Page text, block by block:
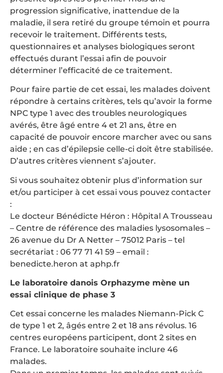
progression significative, inattendue de la
maladie, il sera retiré du groupe témoin et pourra
recevoir le traitement. Différents tests,
questionnaires et analyses biologiques seront
effectués durant l’essai afin de pouvoir
déterminer l’efficacité de ce traitement.
Pour faire partie de cet essai, les malades doivent
répondre à certains critères, tels qu’avoir la forme
NPC type 1 avec des troubles neurologiques
avérés, être âgé entre 4 et 21 ans, être en
capacité de pouvoir encore marcher avec ou sans
aide ; en cas d’épilepsie celle-ci doit être stabilisée.
D’autres critères viennent s’ajouter.
Si vous souhaitez obtenir plus d’information sur
et/ou participer à cet essai vous pouvez contacter
:
Le docteur Bénédicte Héron : Hôpital A Trousseau
– Centre de référence des maladies lysosomales –
26 avenue du Dr A Netter – 75012 Paris – tel
secrétariat : 06 77 71 41 59 – email :
benedicte.heron at aphp.fr
Le laboratoire danois Orphazyme mène un
essai clinique de phase 3
Cet essai concerne les malades Niemann-Pick C
de type 1 et 2, âgés entre 2 et 18 ans révolus. 16
centres européens participent, dont 2 sites en
France. Le laboratoire souhaite inclure 46
malades.